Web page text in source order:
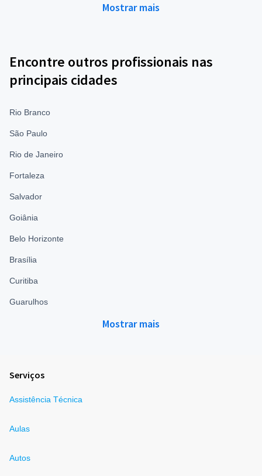
Mostrar mais
Encontre outros profissionais nas
principais cidades
Rio Branco
São Paulo
Rio de Janeiro
Fortaleza
Salvador
Goiânia
Belo Horizonte
Brasília
Curitiba
Guarulhos
Mostrar mais
Serviços
Assistência Técnica
Aulas
Autos